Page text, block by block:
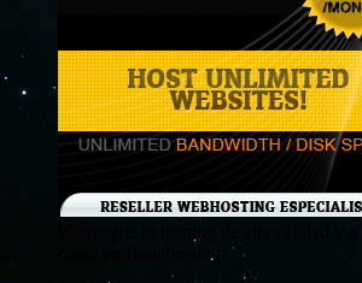
¡Consigue tu hosting de alta calidad y a
costo en Banahosting!